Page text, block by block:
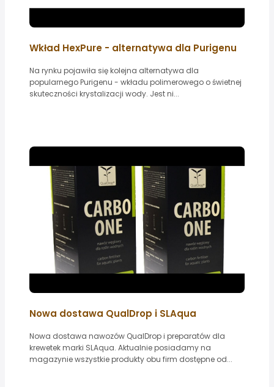
Wkład HexPure - alternatywa dla Purigenu
Na rynku pojawiła się kolejna alternatywa dla
popularnego Purigenu - wkładu polimerowego o świetnej
skuteczności krystalizacji wody. Jest ni...
Nowa dostawa QualDrop i SLAqua
Nowa dostawa nawozów QualDrop i preparatów dla
krewetek marki SLAqua. Aktualnie posiadamy na
magazynie wszystkie produkty obu firm dostępne od...